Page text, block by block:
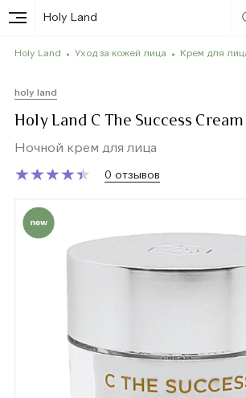
Holy Land
Holy Land Уход за кожей лица Крем для
holy land
Holy Land C The Success
Ночной крем для лица
★
★★
★★
★★
★★
★ 0 отзывов